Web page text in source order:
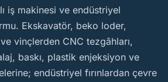
iş makinesi ve endüstriyel
Ekskavatör, beko loder,
vinçlerden CNC tezgâhları,
baskı, plastik enjeksiyon ve
endüstriyel fırınlardan çevre